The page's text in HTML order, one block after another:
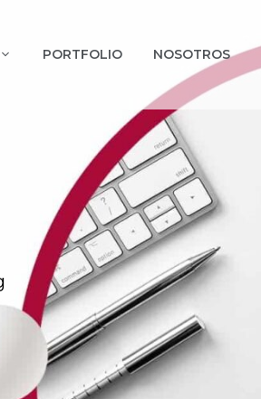
PORTFOLIO NOSOTROS